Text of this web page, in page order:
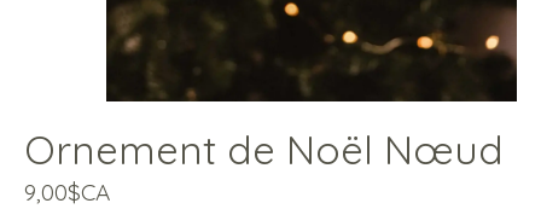
Ornement de Noël Nœud
9,00$CA